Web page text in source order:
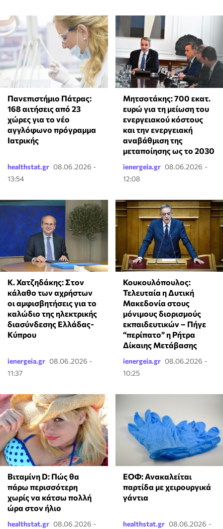
Πανεπιστήμιο Πάτρας:
168 αιτήσεις από 23
χώρες για το νέο
αγγλόφωνο πρόγραμμα
Ιατρικής
healthstat.gr 08.06.2026 -
13:54
Μητσοτάκης: 700 εκατ.
ευρώ για τη μείωση του
ενεργειακού κόστους
και την ενεργειακή
αναβάθμιση της
μεταποίησης ως το 2030
ienergeia.gr 08.06.2026 -
12:08
Κ. Χατζηδάκης: Στον
κάλαθο των αχρήστων
οι αμφισβητήσεις για το
καλώδιο της ηλεκτρικής
διασύνδεσης Ελλάδας-
Κύπρου
ienergeia.gr 08.06.2026 -
11:37
Κουκουλόπουλος:
Τελευταία η Δυτική
Μακεδονία στους
μόνιμους διορισμούς
εκπαιδευτικών – Πήγε
“περίπατο” η Ρήτρα
Δίκαιης Μετάβασης
ienergeia.gr 08.06.2026 -
10:25
Βιταμίνη D: Πώς θα
πάρω περισσότερη
χωρίς να κάτσω πολλή
ώρα στον ήλιο
healthstat.gr 08.06.2026 -
ΕΟΦ: Ανακαλείται
παρτίδα με χειρουργικά
γάντια
healthstat.gr 08.06.2026 -